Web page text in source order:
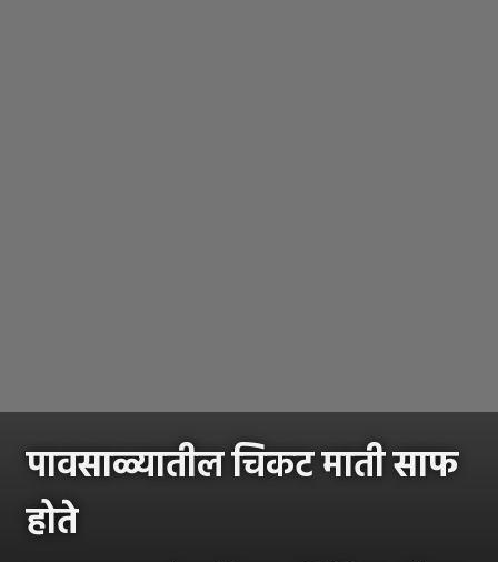
पावसाळ्यातील चिकट माती साफ
होते